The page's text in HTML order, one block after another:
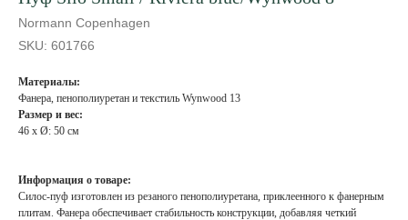
Normann Copenhagen
SKU: 601766
Материалы:
Фанера, пенополиуретан и текстиль Wynwood 13
Размер и вес:
46 x Ø: 50 см
Информация о товаре:
Силос-пуф изготовлен из резаного пенополиуретана, приклеенного к фанерным
плитам. Фанера обеспечивает стабильность конструкции, добавляя четкий